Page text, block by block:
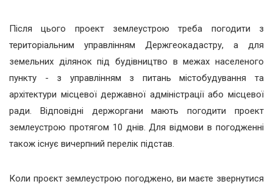
Після цього проект землеустрою треба погодити з
територіальним управлінням Держгеокадастру, а для
земельних ділянок під будівництво в межах населеного
пункту - з управлінням з питань містобудування та
архітектури місцевої державної адміністрації або місцевої
ради. Відповідні держоргани мають погодити проект
землеустрою протягом 10 днів. Для відмови в погодженні
також існує вичерпний перелік підстав.
Коли проєкт землеустрою погоджено, ви маєте звернутися